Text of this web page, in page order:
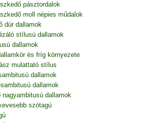
pásztordalok
moll népies műdalok
dúr dallamok
stílusú dallamok
dallamok
és fríg környezete
mulattató stílus
dallamok
dallamok
nagyambitusú dallamok
szótagú